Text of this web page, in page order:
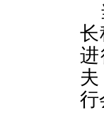
长
行